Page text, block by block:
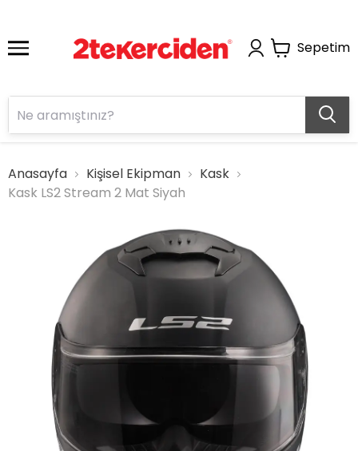
Sepetim
Anasayfa Kişisel Ekipman
Kask
Kask LS2 Stream 2 Mat Siyah